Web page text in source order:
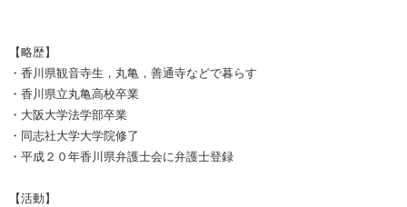
【略歴】
・香川県観音寺生，丸亀，善通寺などで暮らす
・香川県立丸亀高校卒業
・大阪大学法学部卒業
・同志社大学大学院修了
・平成２０年香川県弁護士会に弁護士登録
【活動】